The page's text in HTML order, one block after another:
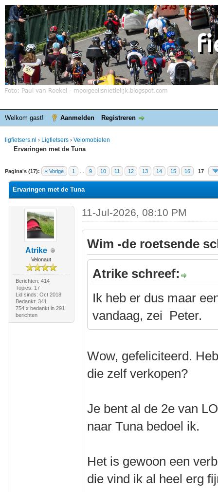
Welkom gast! Aanmelden Registreren
ligfietsers.nl › Ligfietsers › Velomobielen
Ervaringen met de Tuna
Pagina's (17): « Vorige 1 9 10 11 12 13 14 15 16 17
waardering is 5
Ervaringen met de Tuna
Atrike
Velonaut
Berichten: 414
Topics: 17
Lid sinds: Oct 2018
Bedankt: 341
754 x bedankt in 291
berichten
11-Jul-2026, 08:10 PM
Wim -de roetsende
Atrike schreef:
Ik heb er dus maar
vandaag, zei Peter.
Wow, gefeliciteerd.
die zelf verkopen?
Je bent al de 2e van
naar Tuna bedoel ik.
Het is gewoon een
die vind ik al heel erg